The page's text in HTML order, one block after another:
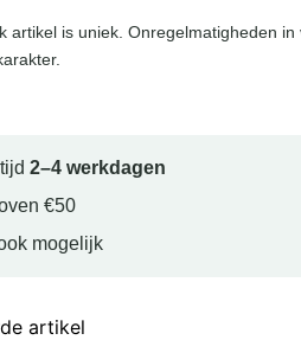
artikel is uniek. Onregelmatigheden
2–4 werkdagen
€50
mogelijk
artikel